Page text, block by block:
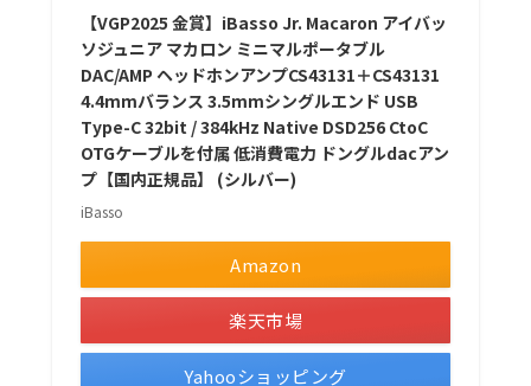
【VGP2025 金賞】iBasso Jr. Macaron アイバッ
ソジュニア マカロン ミニマルポータブル
DAC/AMP ヘッドホンアンプCS43131＋CS43131
4.4mmバランス 3.5mmシングルエンド USB
Type-C 32bit / 384kHz Native DSD256 CtoC
OTGケーブルを付属 低消費電力 ドングルdacアン
プ【国内正規品】 (シルバー)
iBasso
Amazon
楽天市場
Yahooショッピング